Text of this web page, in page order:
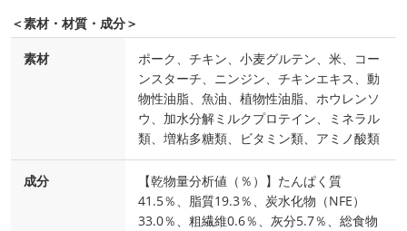
＜素材・材質・成分＞
素材
ポーク、チキン、小麦グルテン、米、コー
ンスターチ、ニンジン、チキンエキス、動
物性油脂、魚油、植物性油脂、ホウレンソ
ウ、加水分解ミルクプロテイン、ミネラル
類、増粘多糖類、ビタミン類、アミノ酸類
成分
【乾物量分析値（％）】たんぱく質
41.5％、脂質19.3％、炭水化物（NFE）
33.0％、粗繊維0.6％、灰分5.7％、総食物